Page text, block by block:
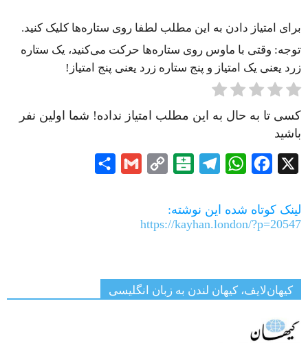
برای امتیاز دادن به این مطلب لطفا روی ستاره‌ها کلیک کنید.
توجه: وقتی با ماوس روی ستاره‌ها حرکت می‌کنید، یک ستاره
زرد یعنی یک امتیاز و پنج ستاره زرد یعنی پنج امتیاز!
کسی تا به حال به این مطلب امتیاز نداده! شما اولین نفر
باشید
X
Facebook
WhatsApp
Telegram
Balatarin
Copy
Gmail
لینک کوتاه شده این نوشته:
https://kayhan.london/?p=20547
کیهان‌لایف، کیهان لندن به زبان انگلیسی